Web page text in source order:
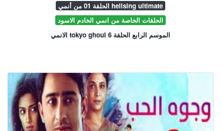
الحلقة 01 من أنمي hellsing ultimate
الحلقات الخاصة من انمي الخادم الاسود
الانمي tokyo ghoul الموسم الرابع الحلقة 6